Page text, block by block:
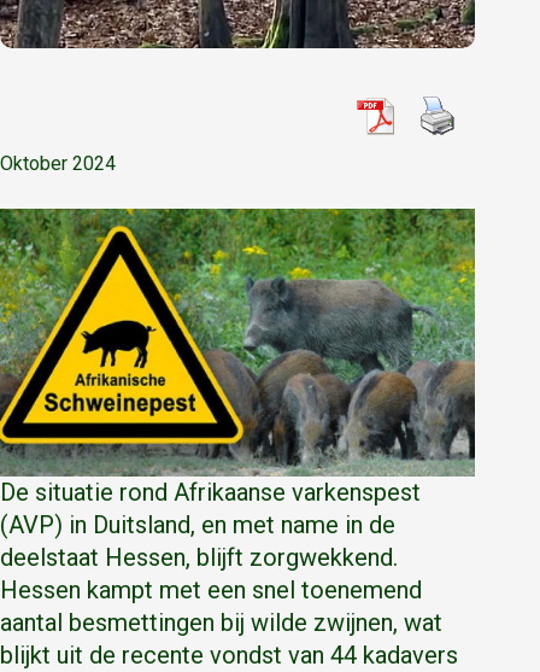
Oktober 2024
De situatie rond Afrikaanse varkenspest
(AVP) in Duitsland, en met name in de
deelstaat Hessen, blijft zorgwekkend.
Hessen kampt met een snel toenemend
aantal besmettingen bij wilde zwijnen, wat
blijkt uit de recente vondst van 44 kadavers